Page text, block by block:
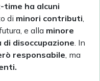
ha alcuni
di minori contributi
e alla minore
disoccupazione . In
responsabile , ma